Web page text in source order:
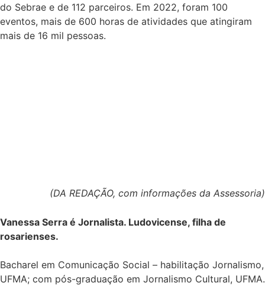
do Sebrae e de 112 parceiros. Em 2022, foram 100
eventos, mais de 600 horas de atividades que atingiram
mais de 16 mil pessoas.
(DA REDAÇÃO, com informações da Assessoria)
Vanessa Serra é Jornalista. Ludovicense, filha de
rosarienses.
Bacharel em Comunicação Social – habilitação Jornalismo,
UFMA; com pós-graduação em Jornalismo Cultural, UFMA.